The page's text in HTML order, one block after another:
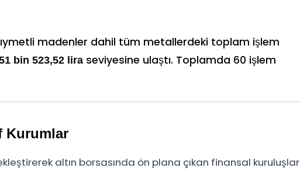
madenler dahil tüm metallerdeki toplam işlem
bin 523,52 lira seviyesine ulaştı. Toplamda 60 işlem
Kurumlar
altın borsasında ön plana çıkan finansal kuruluşlar